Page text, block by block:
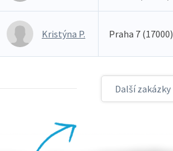
Kristýna P. Praha 7 (17000)
Další zakázky